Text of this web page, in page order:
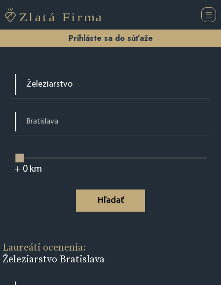
Prihláste sa do súťaže
+ 0km
Hľadať
Laureáti ocenenia:
Železiarstvo Bratislava